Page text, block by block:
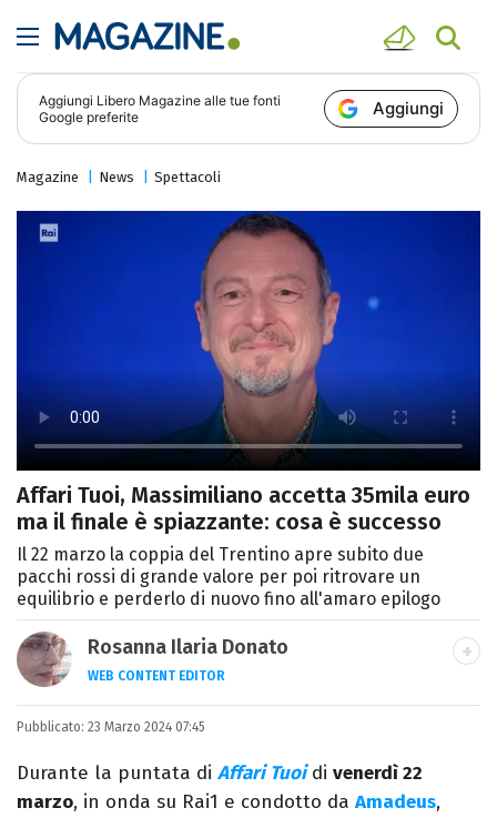
Aggiungi Libero Magazine alle tue fonti
Google preferite
Aggiungi
Magazine News Spettacoli
Affari Tuoi, Massimiliano accetta 35mila euro
ma il finale è spiazzante: cosa è successo
Il 22 marzo la coppia del Trentino apre subito due
pacchi rossi di grande valore per poi ritrovare un
equilibrio e perderlo di nuovo fino all'amaro epilogo
Rosanna Ilaria Donato
WEB CONTENT EDITOR
Laureata in Linguaggi dei Media, mi dedico
Ho lavorato come web content editor
freelance per diverse testate.
Pubblicato: 23 Marzo 2024 07:45
Durante la puntata di Affari Tuoidi venerdì 22
marzo, in onda su Rai1 e condotto da Amadeus,